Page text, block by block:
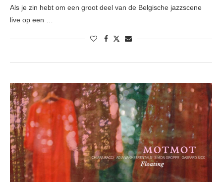
Als je zin hebt om een groot deel van de Belgische jazzscene
live op een …